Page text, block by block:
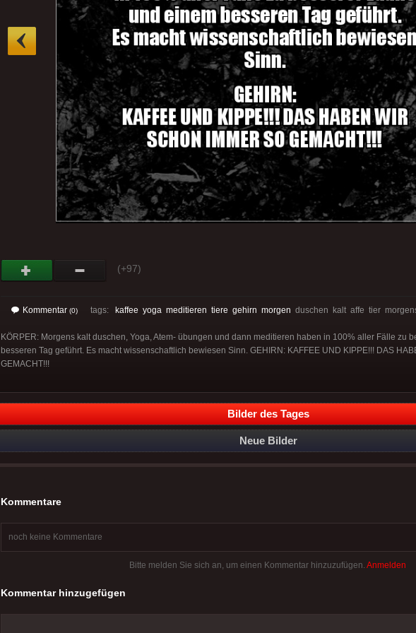
(+97)
Kommentar (0) tags: kaffee yoga meditieren tiere gehirn morgen duschen kalt affe tier
KÖRPER: Morgens kalt duschen, Yoga, Atem- übungen und dann meditieren haben in 100% aller Fälle zu
besseren Tag geführt. Es macht wissenschaftlich bewiesen Sinn. GEHIRN: KAFFEE UND KIPPE!!! DAS
GEMACHT!!!
Bilder des Tages
Neue Bilder
Kommentare
noch keine Kommentare
Bitte melden Sie sich an, um einen Kommentar hinzuzufügen. Anmelden
Kommentar hinzugefügen